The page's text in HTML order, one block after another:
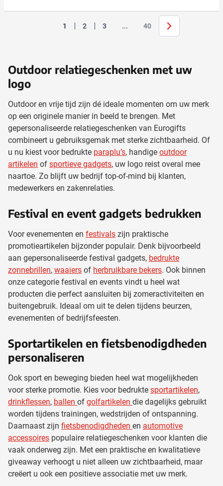
U lees momenteel pagina
1 Pagina
2 Pagina
3 Jump forward
... Pagina
40 Volgende
Outdoor relatiegeschenken met uw
logo
Outdoor en vrije tijd zijn dé ideale momenten om uw merk
op een originele manier in beeld te brengen. Met
gepersonaliseerde relatiegeschenken van Eurogifts
combineert u gebruiksgemak met sterke zichtbaarheid. Of
u nu kiest voor bedrukte paraplu’s, handige outdoor
artikelen of sportieve gadgets, uw logo reist overal mee
naartoe. Zo blijft uw bedrijf top-of-mind bij klanten,
medewerkers en zakenrelaties.
Festival en event gadgets bedrukken
Voor evenementen en festivals zijn praktische
promotieartikelen bijzonder populair. Denk bijvoorbeeld
aan gepersonaliseerde festival gadgets, bedrukte
zonnebrillen, waaiers of herbruikbare bekers. Ook binnen
onze categorie festival en events vindt u heel wat
producten die perfect aansluiten bij zomeractiviteiten en
buitengebruik. Ideaal om uit te delen tijdens beurzen,
evenementen of bedrijfsfeesten.
Sportartikelen en fietsbenodigdheden
personaliseren
Ook sport en beweging bieden heel wat mogelijkheden
voor sterke promotie. Kies voor bedrukte sportartikelen,
drinkflessen, ballen of golfartikelen die dagelijks gebruikt
worden tijdens trainingen, wedstrijden of ontspanning.
Daarnaast zijn fietsbenodigdheden en automotive
accessoires populaire relatiegeschenken voor klanten die
vaak onderweg zijn. Met een praktische en kwalitatieve
giveaway verhoogt u niet alleen uw zichtbaarheid, maar
creëert u ook een positieve associatie met uw merk.